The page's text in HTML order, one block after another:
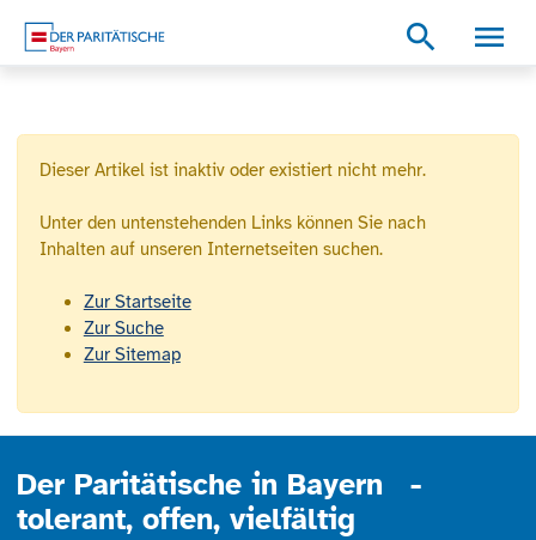
search
Dieser Artikel ist inaktiv oder existiert nicht mehr.
Unter den untenstehenden Links können Sie nach
Inhalten auf unseren Internetseiten suchen.
Zur Startseite
Zur Suche
Zur Sitemap
Der Paritätische in Bayern -
tolerant, offen, vielfältig